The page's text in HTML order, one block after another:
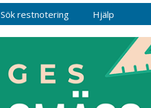
Sök restnotering Hjälp